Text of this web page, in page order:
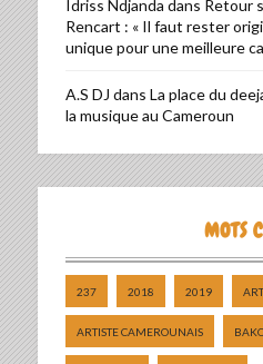
Idriss Ndjanda dans Retour
Rencart : « Il faut rester
unique pour une meilleure
A.S DJ dans La place du
la musique au Cameroun
MOTS
237 2018 2019
ARTISTE CAMEROUNAIS